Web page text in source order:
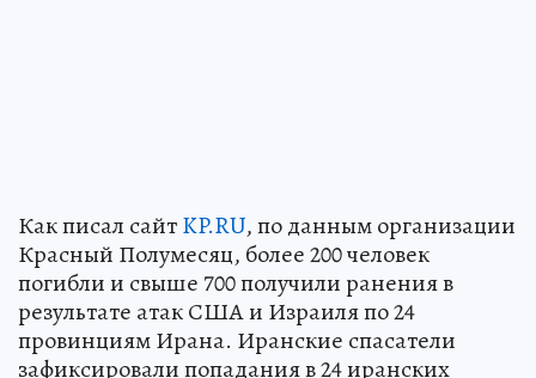
Как писал сайтKP.RU, по данным организации
Красный Полумесяц, более 200 человек
погибли и свыше 700 получили ранения в
результате атак США и Израиля по 24
провинциям Ирана. Иранские спасатели
зафиксировали попадания в 24 иранских